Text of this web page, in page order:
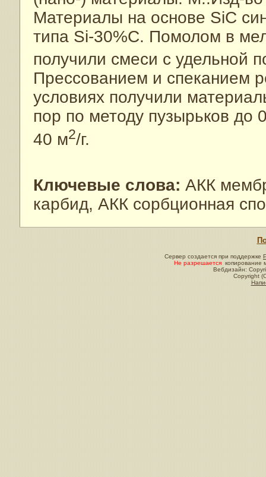
Материалы на основе SiC
типа Si-30%C. Помолом в
получили смеси с удельной
Прессованием и спеканием
условиях получили
пор по методу пузырьков до
40 м2/г.
Ключевые слова: АКК
карбид, АКК сорбционная
Сервер создается при поддержке
Не разрешается копирование
Вебдизайн:
Copyright